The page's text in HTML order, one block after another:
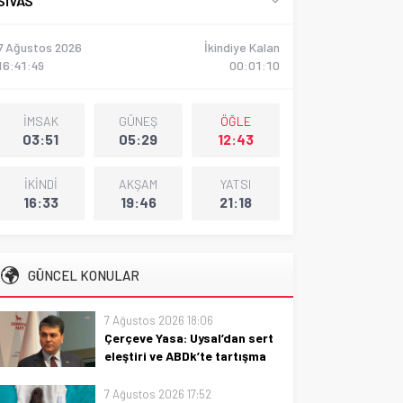
Ağustos 2026
İkindiye Kalan
00:01:09
İMSAK
03:51
GÜNEŞ
05:29
ÖĞLE
12:43
İKİNDİ
16:33
AKŞAM
19:46
YATSI
21:18
GÜNCEL KONULAR
7 Ağustos 2026 18:06
Çerçeve Yasa: Uysal’dan sert
eleştiri ve ABDk’te tartışma
Uysal’ın açıklamaları ve ABD’deki
7 Ağustos 2026 17:52